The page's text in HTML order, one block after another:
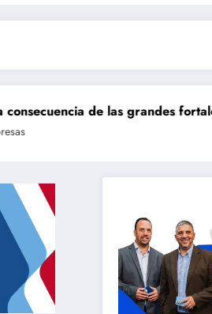
de las grandes fortalezas que